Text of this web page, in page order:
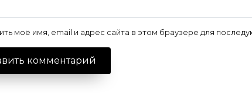
моё имя, email и адрес сайта в этом браузере для